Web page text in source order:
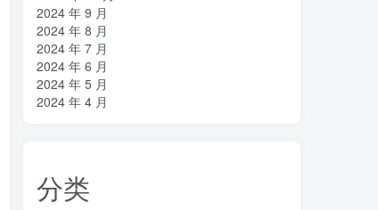
2024 年 9 月
2024 年 8 月
2024 年 7 月
2024 年 6 月
2024 年 5 月
2024 年 4 月
分类